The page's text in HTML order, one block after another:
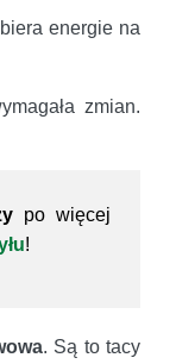
energie na
zmian.
po więcej
!
. Są to tacy